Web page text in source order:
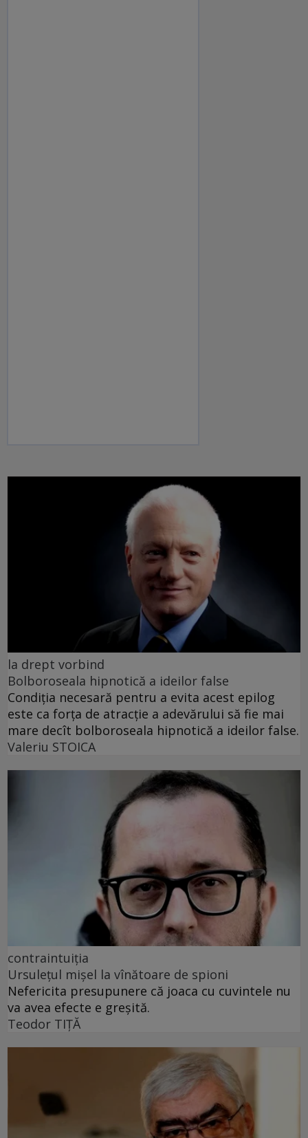
la drept vorbind
Bolboroseala hipnotică a ideilor false
Condiția necesară pentru a evita acest epilog
este ca forța de atracție a adevărului să fie mai
mare decît bolboroseala hipnotică a ideilor false.
Valeriu STOICA
contraintuiția
Ursulețul mișel la vînătoare de spioni
Nefericita presupunere că joaca cu cuvintele nu
va avea efecte e greșită.
Teodor TIŢĂ